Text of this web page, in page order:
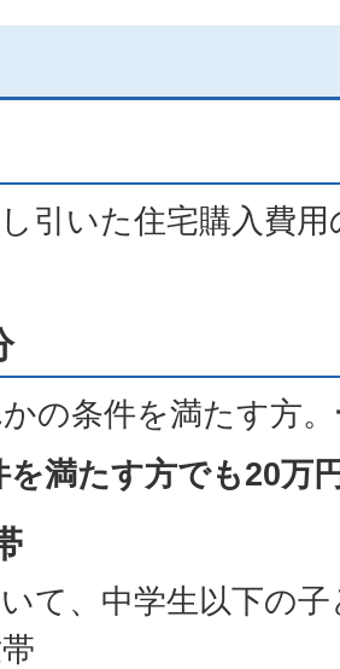
引いた住宅購入費
の条件を満たす方。
を満たす方でも20万
て、中学生以下の